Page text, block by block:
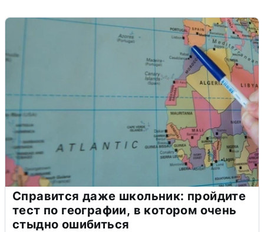
Справится даже школьник: пройдите
тест по географии, в котором очень
стыдно ошибиться